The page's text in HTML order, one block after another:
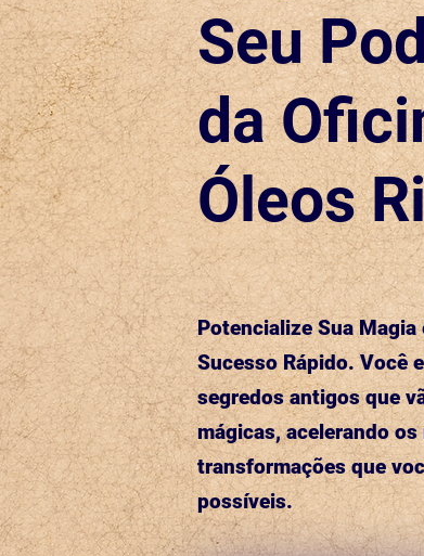
Seu
da
Óleos
Potencialize Sua Magia
Sucesso Rápido. Você
segredos antigos que
mágicas, acelerando
transformações que
possíveis.